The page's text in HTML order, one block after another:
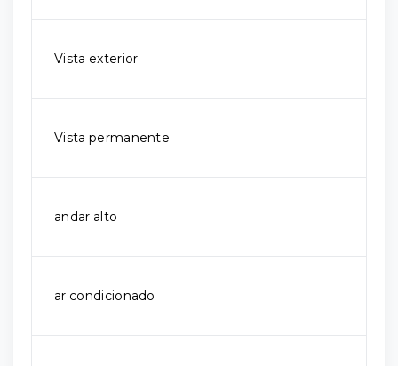
Vista exterior
Vista permanente
andar alto
ar condicionado